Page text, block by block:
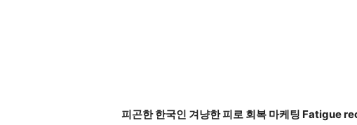
피곤한 한국인 겨냥한 피로 회복 마케팅